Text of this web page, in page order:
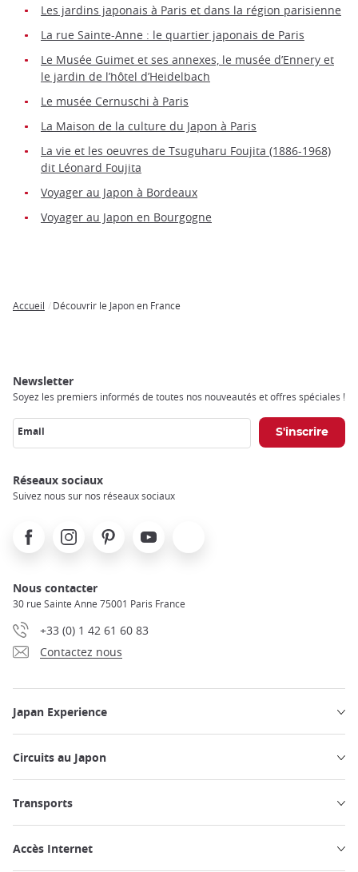
Les jardins japonais à Paris et dans la région parisienne
La rue Sainte-Anne : le quartier japonais de Paris
Le Musée Guimet et ses annexes, le musée d’Ennery et
le jardin de l’hôtel d’Heidelbach
Le musée Cernuschi à Paris
La Maison de la culture du Japon à Paris
La vie et les oeuvres de Tsuguharu Foujita (1886-1968)
dit Léonard Foujita
Voyager au Japon à Bordeaux
Voyager au Japon en Bourgogne
Accueil Découvrir le Japon en France
Newsletter
Soyez les premiers informés de toutes nos nouveautés et offres spéciales !
Email
Réseaux sociaux
Suivez nous sur nos réseaux sociaux
FacebookInstagramPinterest Youtube
Nous contacter
30 rue Sainte Anne 75001 Paris France
+33 (0) 1 42 61 60 83
Contactez nous
Japan Experience
Circuits au Japon
Transports
Accès Internet